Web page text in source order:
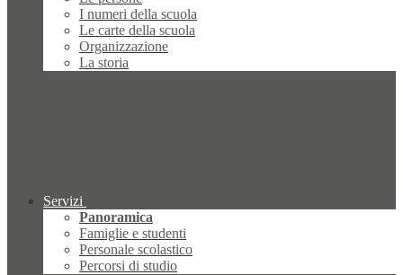
I numeri della scuola
Le carte della scuola
Organizzazione
La storia
Servizi
Panoramica
Famiglie e studenti
Personale scolastico
Percorsi di studio